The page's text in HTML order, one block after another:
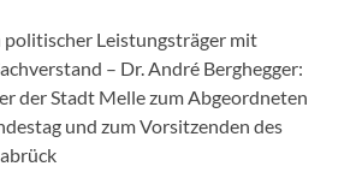
politischer Leistungsträger mit
– Dr. André Berghegger:
der Stadt Melle zum Abgeordneten
und zum Vorsitzenden des